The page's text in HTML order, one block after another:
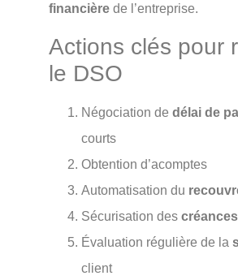
financière de l’entreprise.
Actions clés pour
le DSO
Négociation de délai de
courts
Obtention d’acomptes
Automatisation du
Sécurisation des créances
Évaluation régulière de la
client